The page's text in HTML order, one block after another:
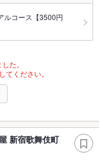
ルコース【3500円
た。
ください。
新宿歌舞伎町